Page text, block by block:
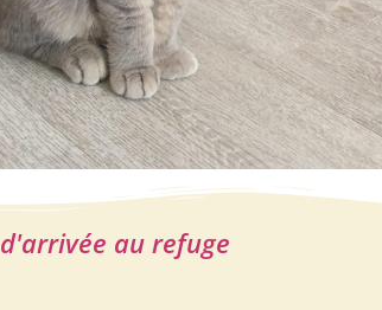
au refuge